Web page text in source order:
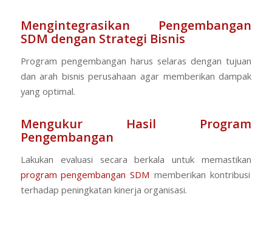
Mengintegrasikan Pengembangan
SDM dengan Strategi Bisnis
Program pengembangan harus selaras dengan tujuan
dan arah bisnis perusahaan agar memberikan dampak
yang optimal.
Mengukur Hasil Program
Pengembangan
Lakukan evaluasi secara berkala untuk memastikan
program pengembangan SDM memberikan kontribusi
terhadap peningkatan kinerja organisasi.